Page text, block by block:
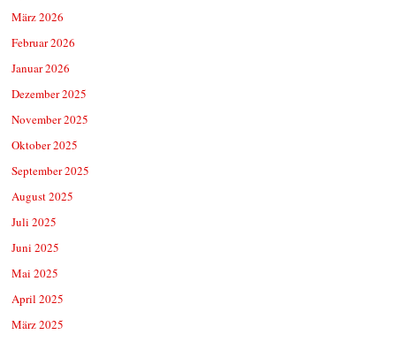
März 2026
Februar 2026
Januar 2026
Dezember 2025
November 2025
Oktober 2025
September 2025
August 2025
Juli 2025
Juni 2025
Mai 2025
April 2025
März 2025